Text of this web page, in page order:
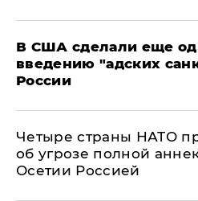
В США сделали еще
введению "адских
России
Четыре страны НАТО
об угрозе полной
Осетии Россией